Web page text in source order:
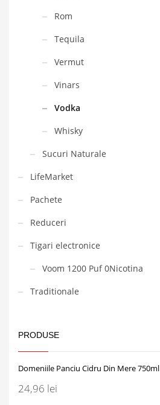
Rom
Tequila
Vermut
Vinars
Vodka
Whisky
Sucuri Naturale
LifeMarket
Pachete
Reduceri
Tigari electronice
Voom 1200 Puf 0Nicotina
Traditionale
PRODUSE
Domeniile Panciu Cidru Din Mere 750ml
24,96 lei